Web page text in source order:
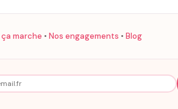
marche • Nos engagements • Blog